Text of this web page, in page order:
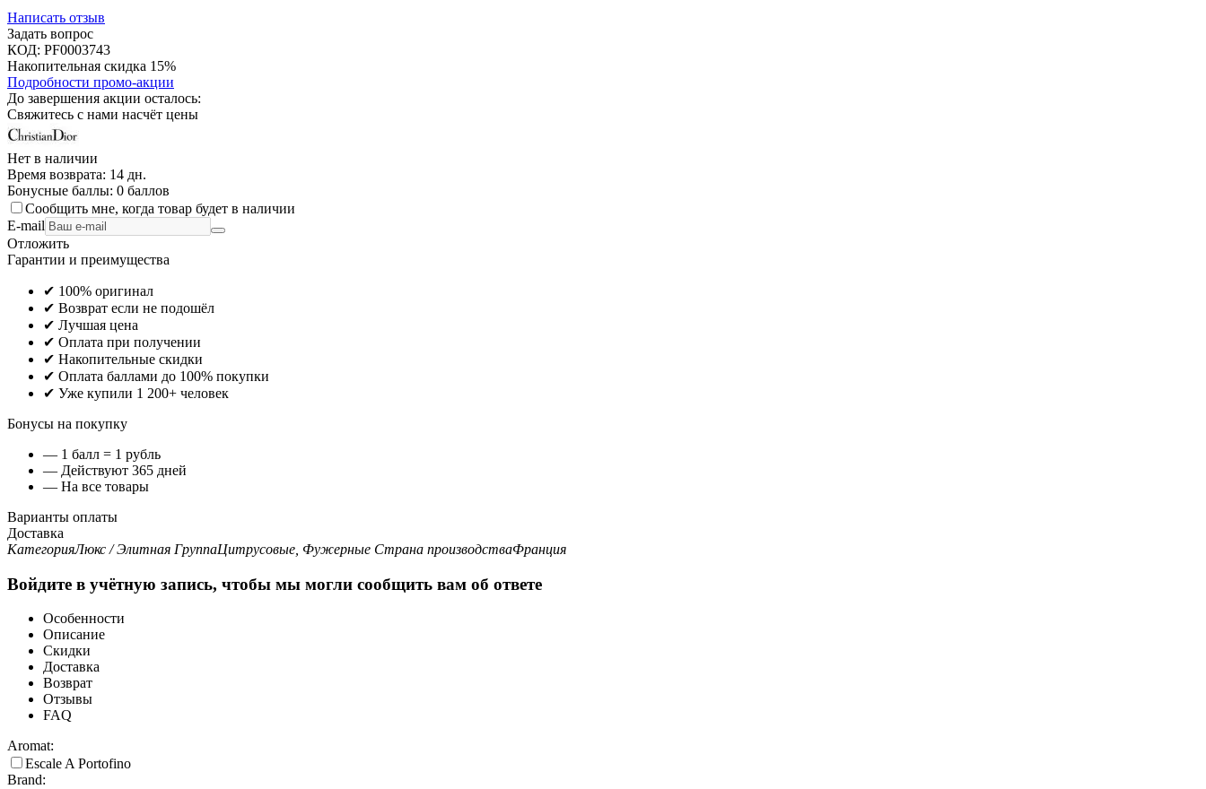
Написать отзыв
Задать вопрос
КОД: PF0003743
Накопительная скидка 15%
Подробности промо-акции
До завершения акции осталось:
Свяжитесь с нами насчёт цены
Нет в наличии
Время возврата: 14 дн.
Бонусные баллы: 0 баллов
Сообщить мне, когда товар будет в наличии
E-mail
Отложить
Гарантии и преимущества
✔ 100% оригинал
✔ Возврат если не подошёл
✔ Лучшая цена
✔ Оплата при получении
✔ Накопительные скидки
✔ Оплата баллами до 100% покупки
✔ Уже купили 1 200+ человек
Бонусы на покупку
— 1 балл = 1 рубль
— Действуют 365 дней
— На все товары
Варианты оплаты
Доставка
КатегорияЛюкс / Элитная ГруппаЦитрусовые, Фужерные Страна производстваФранция
Войдите в учётную запись, чтобы мы могли сообщить вам об ответе
Особенности
Описание
Скидки
Доставка
Возврат
Отзывы
FAQ
Aromat:
Escale A Portofino
Brand: